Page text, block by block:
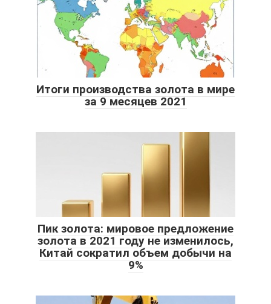
Итоги производства золота в мире
за 9 месяцев 2021
Пик золота: мировое предложение
золота в 2021 году не изменилось,
Китай сократил объем добычи на
9%